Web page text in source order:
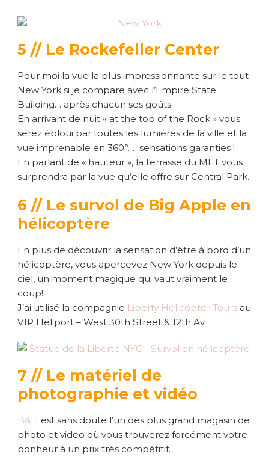
5 // Le Rockefeller Center
Pour moi la vue la plus impressionnante sur le tout
New York si je compare avec l’Empire State
Building… après chacun ses goûts.
En arrivant de nuit « at the top of the Rock » vous
serez ébloui par toutes les lumières de la ville et la
vue imprenable en 360°… sensations garanties !
En parlant de « hauteur », la terrasse du MET vous
surprendra par la vue qu’elle offre sur Central Park.
6 // Le survol de Big Apple en
hélicoptère
En plus de découvrir la sensation d’être à bord d’un
hélicoptère, vous apercevez New York depuis le
ciel, un moment magique qui vaut vraiment le
coup!
J’ai utilisé la compagnie Liberty Helicopter Tours au
VIP Heliport – West 30th Street & 12th Av.
7 // Le matériel de
photographie et vidéo
B&H est sans doute l’un des plus grand magasin de
photo et video où vous trouverez forcément votre
bonheur à un prix très compétitif.